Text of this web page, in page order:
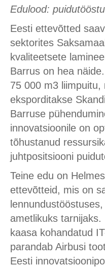
Edulood:
Eesti ettevõtted
sektorites
kvaliteetsete
Barrus on hea
75 000 m3 liimpuitu,
eksporditakse
Barruse
innovatsioonile on
tõhustanud
juhtpositsiooni
Teine edu on
ettevõtteid, mis on
ametlikuks
kaasa kohandatud
parandab Airbusi
Eesti